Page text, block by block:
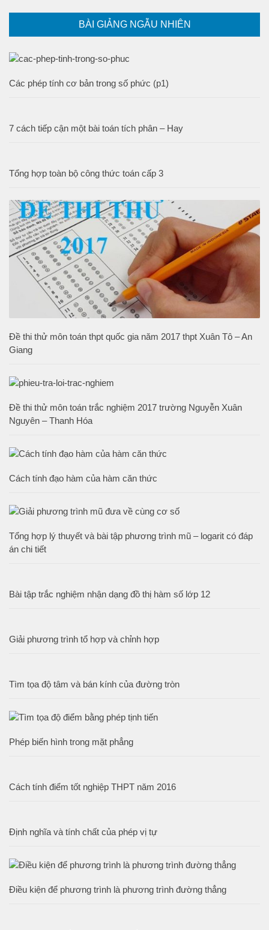
BÀI GIẢNG NGẪU NHIÊN
Các phép tính cơ bản trong số phức (p1)
7 cách tiếp cận một bài toán tích phân – Hay
Tổng hợp toàn bộ công thức toán cấp 3
Đề thi thử môn toán thpt quốc gia năm 2017 thpt Xuân Tô – An
Giang
Đề thi thử môn toán trắc nghiệm 2017 trường Nguyễn Xuân
Nguyên – Thanh Hóa
Cách tính đạo hàm của hàm căn thức
Tổng hợp lý thuyết và bài tập phương trình mũ – logarit có đáp
án chi tiết
Bài tập trắc nghiệm nhận dạng đồ thị hàm số lớp 12
Giải phương trình tổ hợp và chỉnh hợp
Tìm tọa độ tâm và bán kính của đường tròn
Phép biến hình trong mặt phẳng
Cách tính điểm tốt nghiệp THPT năm 2016
Định nghĩa và tính chất của phép vị tự
Điều kiện để phương trình là phương trình đường thẳng